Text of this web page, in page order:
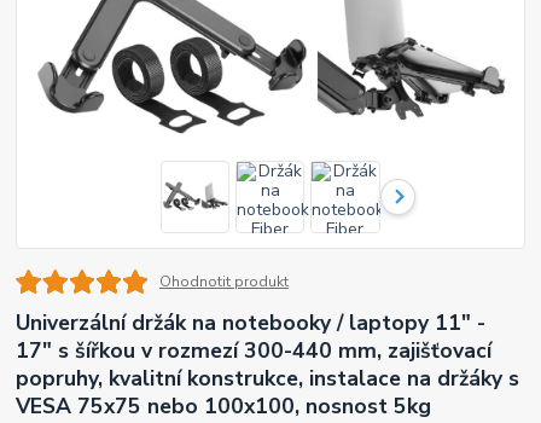
Ohodnotit produkt
Univerzální držák na notebooky / laptopy 11" -
17" s šířkou v rozmezí 300-440 mm, zajišťovací
popruhy, kvalitní konstrukce, instalace na držáky s
VESA 75x75 nebo 100x100, nosnost 5kg